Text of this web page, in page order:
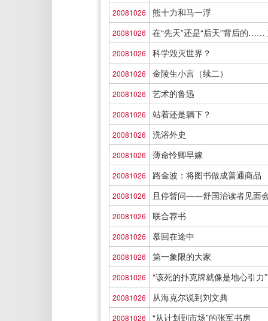
20081026 熊十力和马一浮
20081026 在“先天”还是“后天”背后的……
20081026 科学毁灭世界？
20081026 金陵生小言（续二）
20081026 艺术的鲁迅
20081026 站着还是躺下？
20081026 洗浴外史
20081026 薄命怜卿早嫁
20081026 路金波：将图书做成普通商品
20081026 且停暂问――舒国治读者见面
20081026 联合荐书
20081026 慕回在途中
20081026 第一象限的大家
20081026 “该死的扑克牌就像是地心引力”
20081026 从海克尔说到刘文典
20081026 “从计划到市场”的张军书房